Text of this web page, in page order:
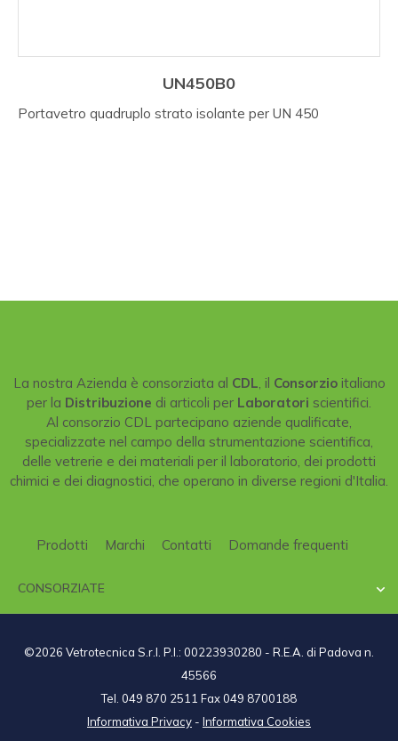
UN450B0
Portavetro quadruplo strato isolante per UN 450
La nostra Azienda è consorziata al CDL, il Consorzioitaliano
per la Distribuzione di articoli per Laboratori scientifici.
Al consorzio CDL partecipano aziende qualificate,
specializzate nel campo della strumentazione scientifica,
delle vetrerie e dei materiali per il laboratorio, dei prodotti
chimici e dei diagnostici, che operano in diverse regioni d'Italia.
Prodotti Marchi Contatti Domande frequenti
CONSORZIATE 
©2026 Vetrotecnica S.r.l. P.I.: 00223930280 - R.E.A. di Padova n.
45566
Tel. 049 870 2511 Fax 049 8700188
Informativa Privacy - Informativa Cookies